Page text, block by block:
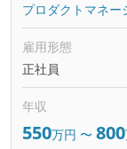
プロダクトマネー
雇用形態
正社員
年収
550万円 〜 800